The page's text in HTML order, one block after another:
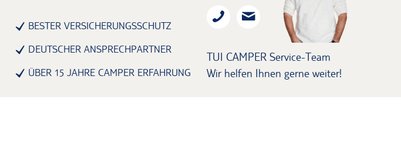
BESTER VERSICHERUNGSSCHUTZ
DEUTSCHER ANSPRECHPARTNER
ÜBER 15 JAHRE CAMPER ERFAHRUNG
TUI CAMPER Service-Team
Wir helfen Ihnen gerne weiter!